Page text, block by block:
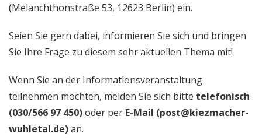
(Melanchthonstraße 53, 12623 Berlin) ein.
Seien Sie gern dabei, informieren Sie sich und bringen
Sie Ihre Frage zu diesem sehr aktuellen Thema mit!
Wenn Sie an der Informationsveranstaltung
teilnehmen möchten, melden Sie sich bitte telefonisch
(030/566 97 450)oder per E-Mail (post@kiezmacher-
wuhletal.de)an.